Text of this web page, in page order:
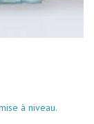
à niveau.